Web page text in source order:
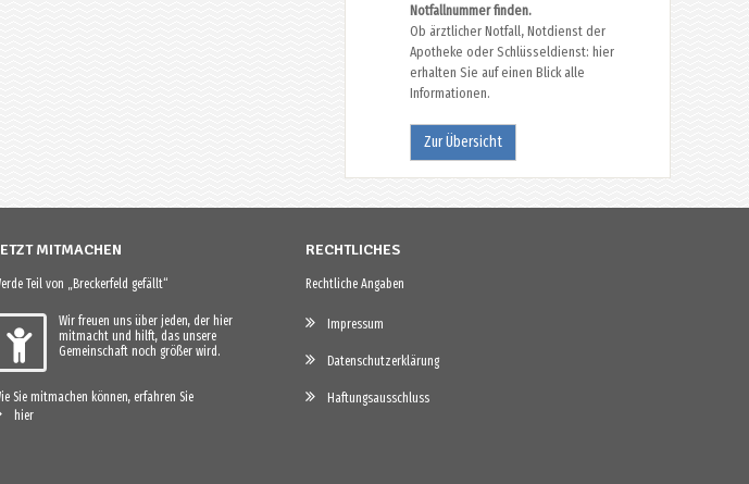
Notfallnummer finden.
Ob ärztlicher Notfall, Notdienst der
Apotheke oder Schlüsseldienst: hier
erhalten Sie auf einen Blick alle
Informationen.
Zur Übersicht
MITMACHEN
Teil von „Breckerfeld gefällt“
Wir freuen uns über jeden, der hier
mitmacht und hilft, das unsere
Gemeinschaft noch größer wird.
Sie mitmachen können, erfahren Sie
hier
RECHTLICHES
Rechtliche Angaben
Impressum
Datenschutzerklärung
Haftungsausschluss